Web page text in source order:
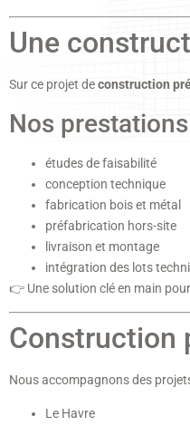
Une
Sur ce projet deconstruction
Nos prestations
études de faisabilité
conception technique
fabrication bois et métal
préfabrication hors-site
livraison et montage
intégration des lots
👉 Une solution clé en main
Construction
Nous accompagnons des
Le Havre